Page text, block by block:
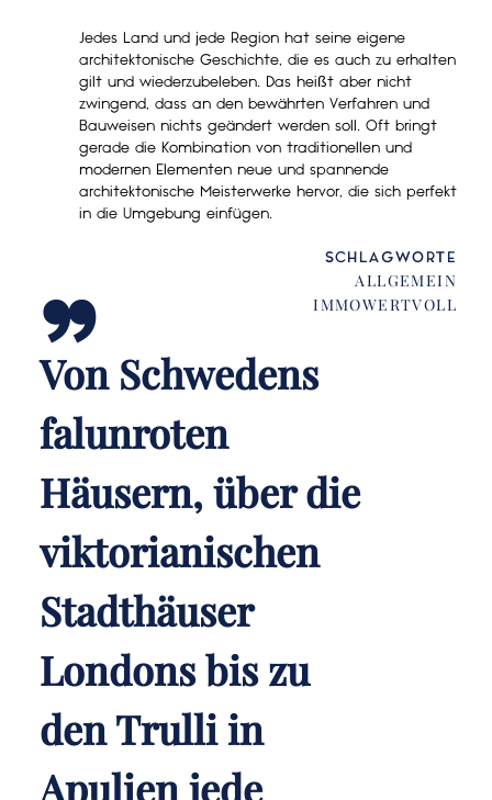
Jedes Land und jede Region hat seine eigene
architektonische Geschichte, die es auch zu erhalten
gilt und wiederzubeleben. Das heißt aber nicht
zwingend, dass an den bewährten Verfahren und
Bauweisen nichts geändert werden soll. Oft bringt
gerade die Kombination von traditionellen und
modernen Elementen neue und spannende
architektonische Meisterwerke hervor, die sich perfekt
in die Umgebung einfügen.
SCHLAGWORTE
ALLGEMEIN
IMMOWERTVOLL
„
Von Schwedens
falunroten
Häusern, über die
viktorianischen
Stadthäuser
Londons bis zu
den Trulli in
Apulien jede